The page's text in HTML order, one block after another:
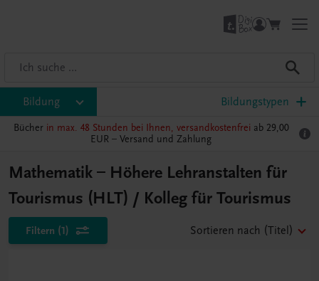
Bildung Bildungstypen
Bücher in max. 48 Stunden bei Ihnen, versandkostenfrei ab 29,00
EUR – Versand und Zahlung
Mathematik – Höhere Lehranstalten für
Tourismus (HLT) / Kolleg für Tourismus
Filtern (1) Sortieren nach (Titel)